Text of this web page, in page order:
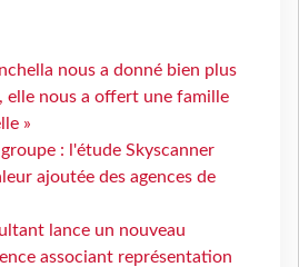
nous a donné bien plus
elle nous a offert une famille
»
: l'étude Skyscanner
ajoutée des agences de
lance un nouveau
associant représentation